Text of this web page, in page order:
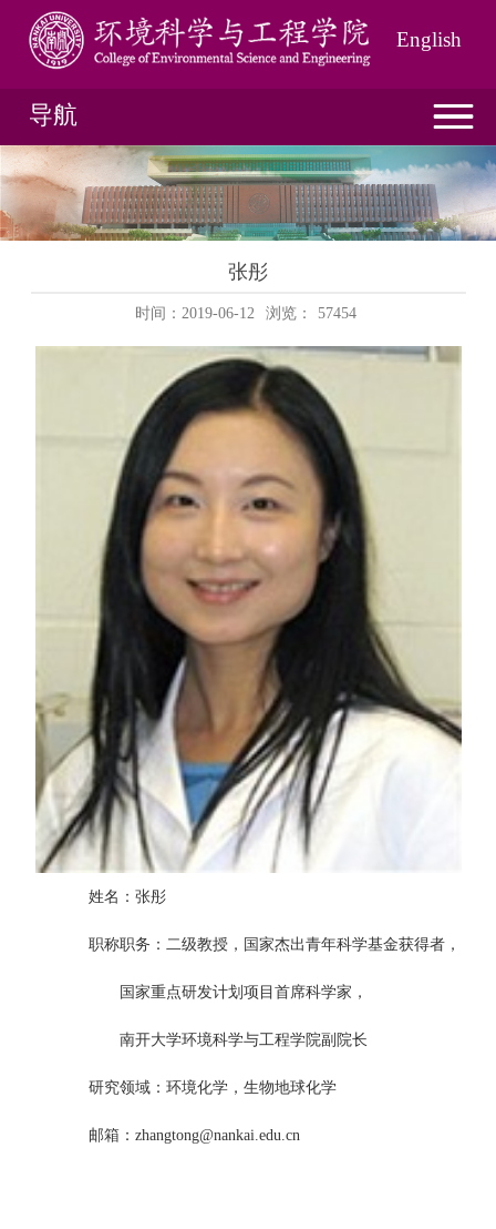
English
导航
张彤
时间：2019-06-12 浏览： 57454
姓名：张彤
职称职务： 二级教授，国家杰出青年科学基金获得者，
国家重点研发计划项目首席科学家，
南开大学环境科学与工程学院副院长
研究领域： 环境化学，生物地球化学
邮箱： zhangtong@nankai.edu.cn